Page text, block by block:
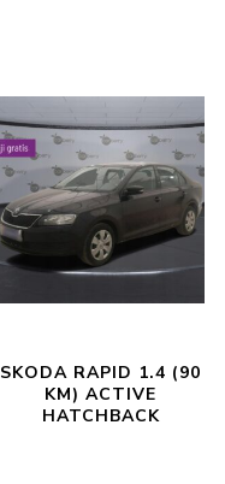
SKODA RAPID 1.4 (90
KM) ACTIVE
HATCHBACK